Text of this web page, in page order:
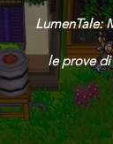
LumenTale:
le prove di